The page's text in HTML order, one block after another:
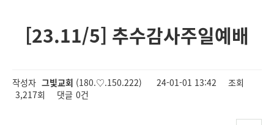
[23.11/5] 추수감사주일예배
작성자 그빛교회 (180.♡.150.222) 24-01-01 13:42
조회
3,217회
댓글 0건